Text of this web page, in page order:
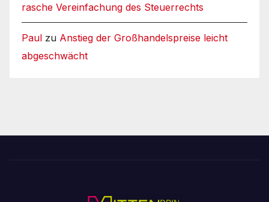
rasche Vereinfachung des Steuerrechts
Paul zu Anstieg der Großhandelspreise leicht
abgeschwächt